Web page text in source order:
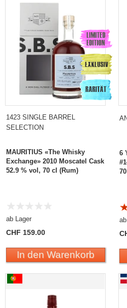
1423 SINGLE BARREL
SELECTION
MAURITIUS «The Whisky
Exchange» 2010 Moscatel Cask
52.9 % vol, 70 cl (Rum)
ab Lager
CHF 159.00
In den Warenkorb
6